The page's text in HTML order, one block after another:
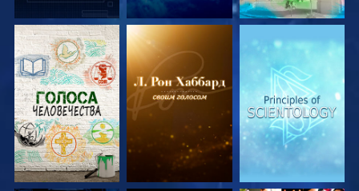
СМОТРЕТЬ
ПЕРЕДАЧИ
СМОТРЕТЬ
ПЕРЕДАЧИ
СМОТРЕТЬ
ПЕРЕДАЧИ